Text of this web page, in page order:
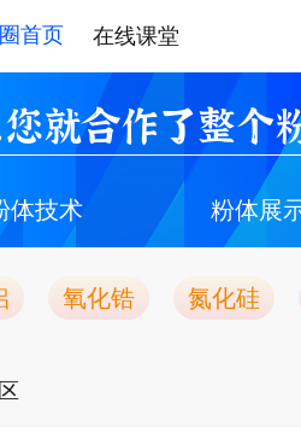
首页 在线课堂
就合作了整个
体技术 粉体展
氧化锆 氮化硅